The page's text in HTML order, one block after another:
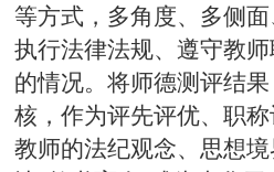
等方式，多角度、多侧
执行法律法规、遵守教
的情况。将师德测评结
核，作为评先评优、职
教师的法纪观念、思想境